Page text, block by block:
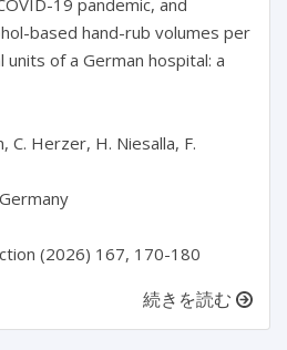
based hand-rub volumes per
units of a German hospital: a
C. Herzer, H. Niesalla, F.
(2026) 167, 170-180
続きを読む